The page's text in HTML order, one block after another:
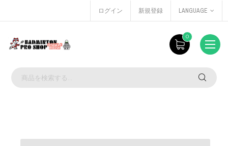
ログイン 新規登録 LANGUAGE
0